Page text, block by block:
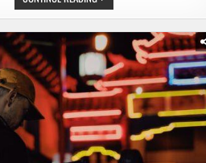
IM
DOPPEL:
DER
DEUTSCHE
TISCHTENNIS-
BUND
UND
PROSIEBEN
LADEN
ZU
„DIE
PROMI
TISCHTENNIS
WM“
EIN